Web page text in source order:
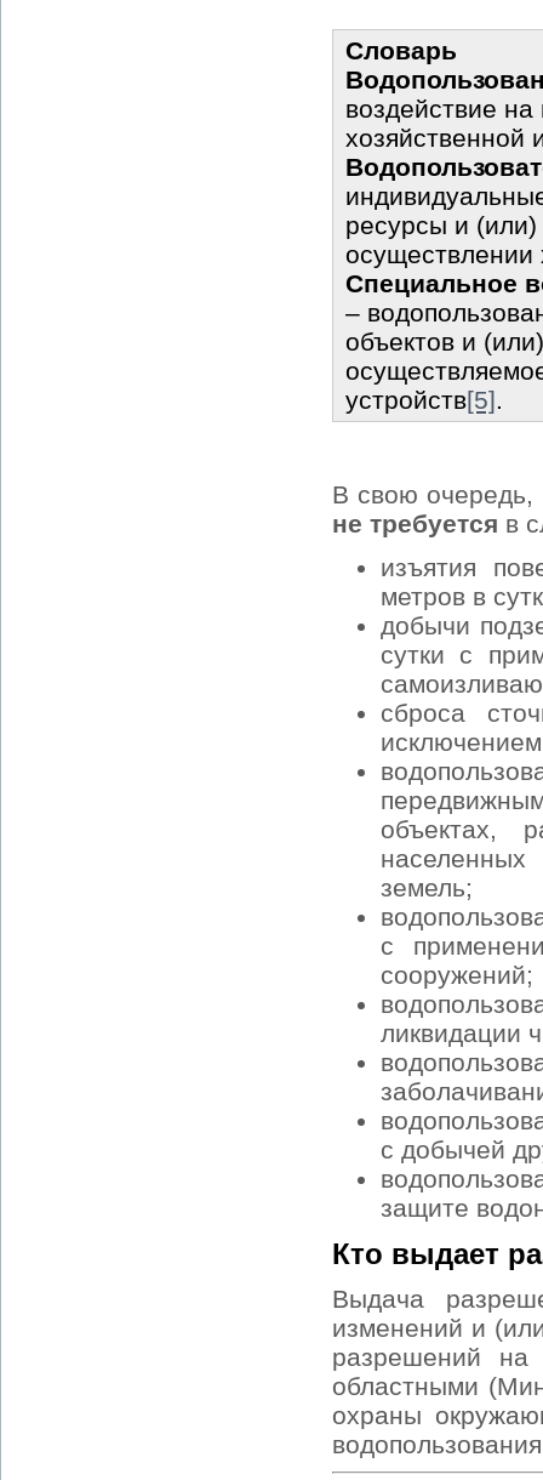
Словарь
воздействие
хозяйственной
ресурсы и
осуществлении
Специальное
–
объектов и
устройств[5].
В свою очередь,
не требуется в
изъятия
метров в
добычи
сутки с
сброса
объектах,
земель;
с
сооружений;
ликвидации
с добычей
защите
Кто выдает
Выдача
изменений и
разрешений на
областными
охраны